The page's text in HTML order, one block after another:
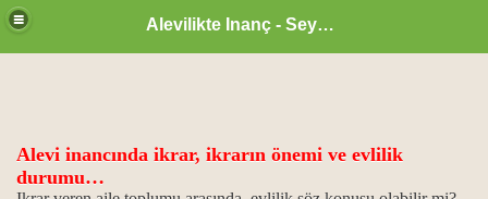
Alevilikte Inanç - Seyyid Hakkı
Alevi inancında ikrar, ikrarın önemi ve evlilik
durumu…
Hüsna